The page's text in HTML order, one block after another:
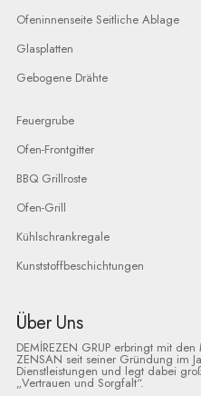
Ofeninnenseite Seitliche Ablage
Glasplatten
Gebogene Drähte
Feuergrube
Ofen-Frontgitter
BBQ Grillroste
Ofen-Grill
Kühlschrankregale
Kunststoffbeschichtungen
Über Uns
DEMİREZEN GRUP erbringt mit
ZENSAN seit seiner Gründung im
Dienstleistungen und legt dabei
„Vertrauen und Sorgfalt“.